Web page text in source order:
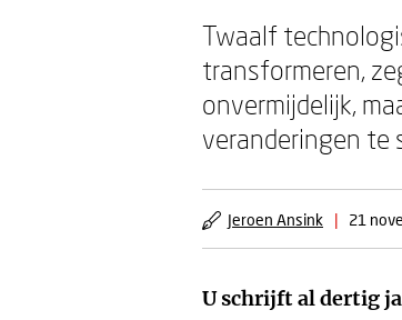
Twaalf
transformeren,
onvermijdelijk,
veranderingen te
Jeroen Ansink | 21
U schrijft al dertig